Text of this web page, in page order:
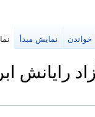
رایانش
خواندن نمایش مبدأ